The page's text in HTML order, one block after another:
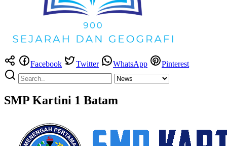
Facebook Twitter WhatsApp Pinterest
SMP Kartini 1 Batam